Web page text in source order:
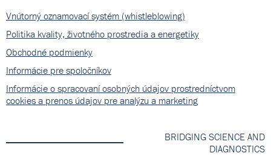
Vnútorný oznamovací systém (whistleblowing)
Politika kvality, životného prostredia a energetiky
Obchodné podmienky
Informácie pre spoločníkov
Informácie o spracovaní osobných údajov prostredníctvom
cookies a prenos údajov pre analýzu a marketing
BRIDGING SCIENCE AND
DIAGNOSTICS